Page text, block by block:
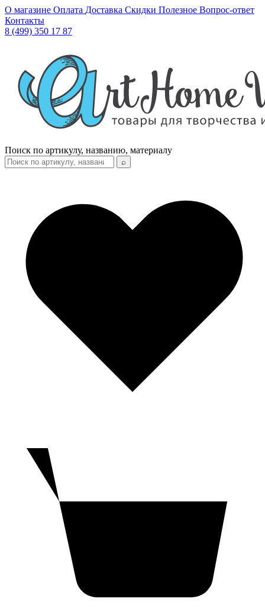
О магазине Оплата Доставка Скидки Полезное Вопрос-ответ
Контакты
8 (499) 350 17 87
Поиск по артикулу, названию, материалу
⌕